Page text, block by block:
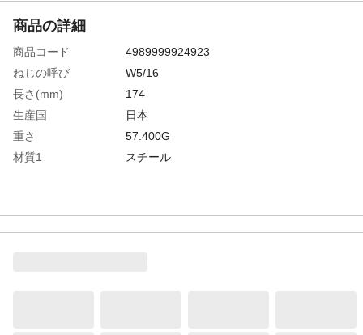
商品の詳細
商品コード
4989999924923
ねじの呼び
W5/16
長さ(mm)
174
生産国
日本
重さ
57.400G
材質1
スチール